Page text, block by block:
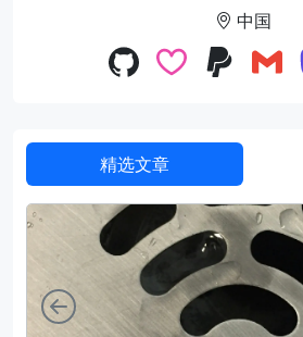
中国
精选文章
向左